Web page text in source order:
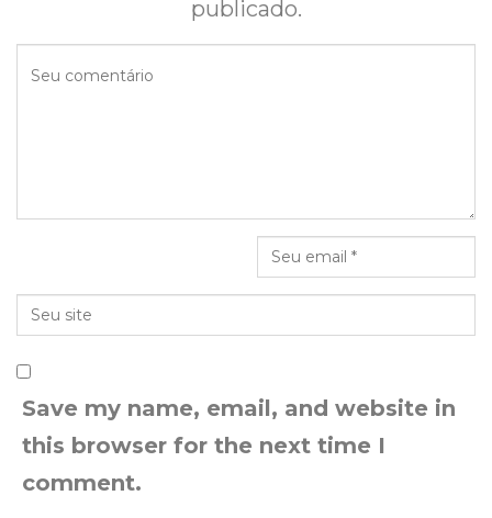
publicado.
Save my name, email, and website in
this browser for the next time I
comment.